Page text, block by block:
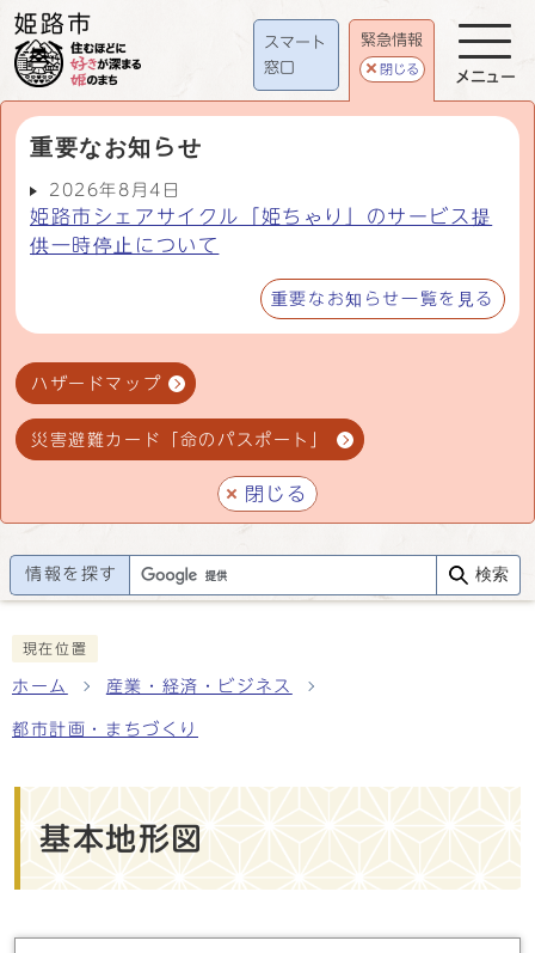
スマート
窓口
緊急情報
閉じる
重要なお知らせ
2026年8月4日
姫路市シェアサイクル「姫ちゃり」のサービス提
供一時停止について
重要なお知らせ一覧を見る
ハザードマップ
災害避難カード「命のパスポート」
閉じる
メニュー
情報を探す 検索
現在位置
ホーム 産業・経済・ビジネス
都市計画・まちづくり
基本地形図
メインメニュー